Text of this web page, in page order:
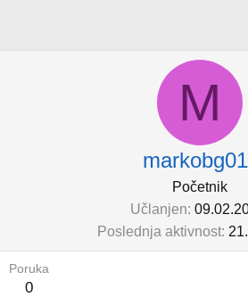
M
Početnik
Učlanjen
Poslednja aktivnost
Poruka
0